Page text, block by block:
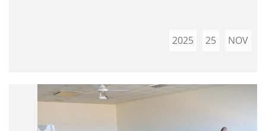
NOV
25
2025